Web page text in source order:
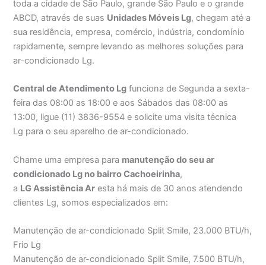
toda a cidade de São Paulo, grande São Paulo e o grande
ABCD, através de suas Unidades Móveis Lg, chegam até a
sua residência, empresa, comércio, indústria, condomínio
rapidamente, sempre levando as melhores soluções para
ar-condicionado Lg.
Central de Atendimento Lg funciona de Segunda a sexta-
feira das 08:00 as 18:00 e aos Sábados das 08:00 as
13:00, ligue (11) 3836-9554 e solicite uma visita técnica
Lg para o seu aparelho de ar-condicionado.
Chame uma empresa para manutenção do seu ar
condicionado Lg no bairro Cachoeirinha,
a LG Assistência Ar esta há mais de 30 anos atendendo
clientes Lg, somos especializados em:
Manutenção de ar-condicionado Split Smile, 23.000 BTU/h,
Frio Lg
Manutenção de ar-condicionado Split Smile, 7.500 BTU/h,